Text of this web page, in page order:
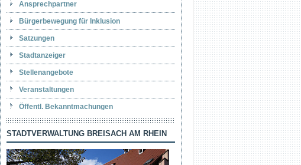
Ansprechpartner
Bürgerbewegung für Inklusion
Satzungen
Stadtanzeiger
Stellenangebote
Veranstaltungen
Öffentl. Bekanntmachungen
STADTVERWALTUNG BREISACH AM RHEIN